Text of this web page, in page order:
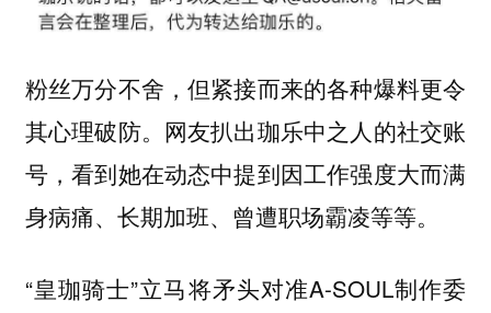
粉丝万分不舍，但紧接而来的各种爆料更令
其心理破防。网友扒出珈乐中之人的社交账
号，看到她在动态中提到因工作强度大而满
身病痛、长期加班、曾遭职场霸凌等等。
“皇珈骑士”立马将矛头对准A-SOUL制作委